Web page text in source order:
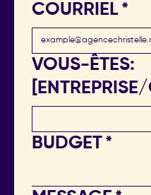
COURRIEL *
VOUS-ÊTES:
BUDGET *